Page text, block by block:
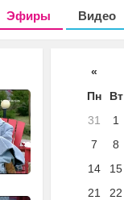
Эфиры Видео
«
Пн
Вт
31
1
7
8
14
15
21
22